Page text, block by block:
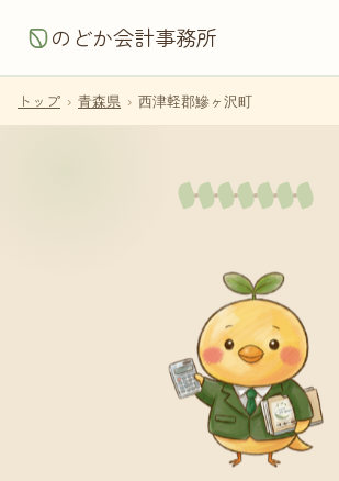
のどか会計事務所
トップ › 青森県 › 西津軽郡鰺ヶ沢町